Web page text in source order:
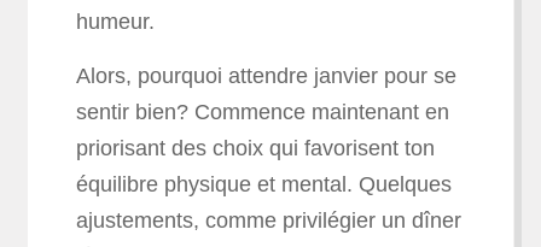
humeur.
Alors, pourquoi attendre janvier pour se
sentir bien? Commence maintenant en
priorisant des choix qui favorisent ton
équilibre physique et mental. Quelques
ajustements, comme privilégier un dîner